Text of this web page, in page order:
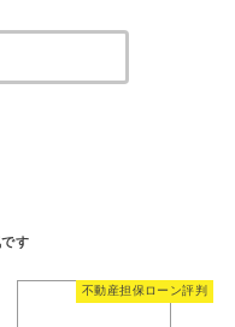
不動産担保ローン評判